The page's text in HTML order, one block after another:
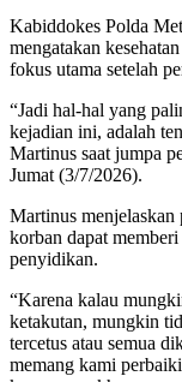
Kabiddokes Polda
mengatakan
fokus utama setelah
“Jadi hal-hal yang
kejadian ini, adalah
Martinus saat jumpa
Jumat (3/7/2026).
Martinus menjelaskan
korban dapat
penyidikan.
“Karena kalau
ketakutan, mungkin
tercetus atau semua
memang kami